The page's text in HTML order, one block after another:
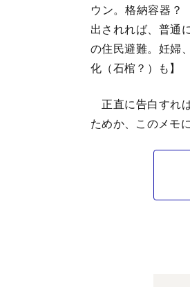
ウン。格納容器
出されれば、普通
の住民避難。妊婦
化（石棺？）も】
正直に告白すれ
ためか、このメモ